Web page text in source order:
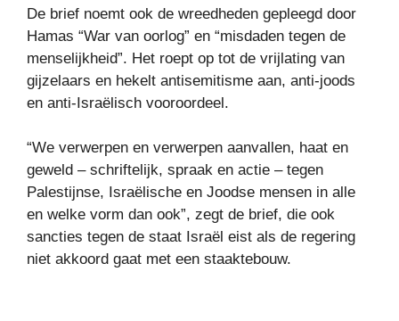
De brief noemt ook de wreedheden gepleegd door
Hamas “War van oorlog” en “misdaden tegen de
menselijkheid”. Het roept op tot de vrijlating van
gijzelaars en hekelt antisemitisme aan, anti-joods
en anti-Israëlisch vooroordeel.
“We verwerpen en verwerpen aanvallen, haat en
geweld – schriftelijk, spraak en actie – tegen
Palestijnse, Israëlische en Joodse mensen in alle
en welke vorm dan ook”, zegt de brief, die ook
sancties tegen de staat Israël eist als de regering
niet akkoord gaat met een staaktebouw.